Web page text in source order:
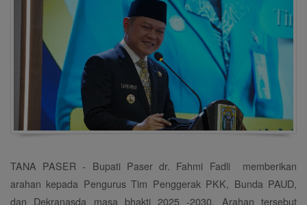
TANA PASER - Bupati Paser dr. Fahmi Fadli memberikan
arahan kepada Pengurus Tim Penggerak PKK, Bunda PAUD,
dan Dekranasda masa bhakti 2025 -2030. Arahan tersebut